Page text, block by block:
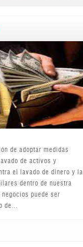
de adoptar medidas
de activos y
el lavado de dinero y la
dentro de nuestra
puede ser
de...